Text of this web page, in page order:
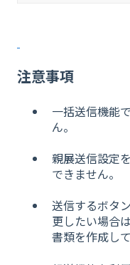
注意事項
一括送信機能
ん。
親展送信設定
できません。
送信するボタ
更したい場合
書類を作成し